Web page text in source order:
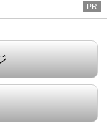
PR